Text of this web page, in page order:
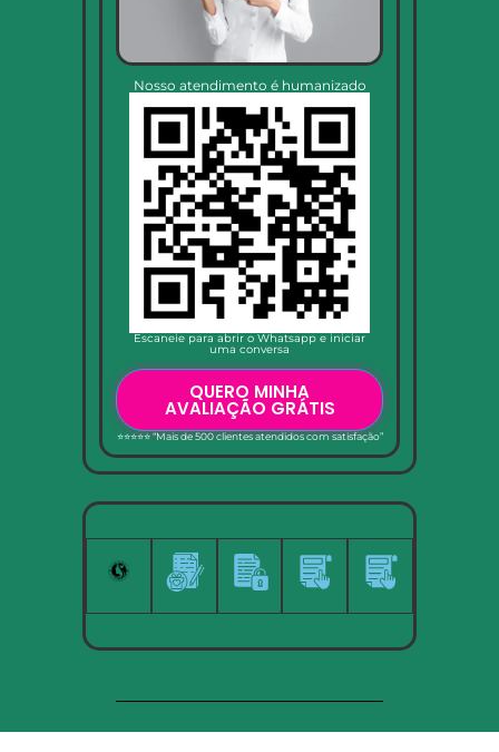
Nosso atendimento é humanizado
Escaneie para abrir o Whatsapp e iniciar
uma conversa
QUERO MINHA
AVALIAÇÃO GRÁTIS
⭐⭐⭐⭐⭐ “Mais de 500 clientes atendidos com satisfação”